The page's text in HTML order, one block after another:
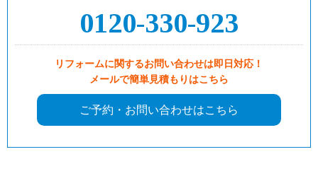
0120-330-923
リフォームに関するお問い合わせは即日対応！
メールで簡単見積もりはこちら
ご予約・お問い合わせはこちら